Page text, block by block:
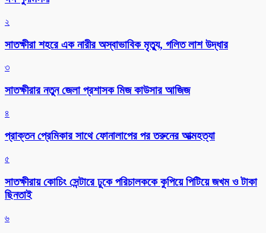
২
সাতক্ষীরা শহরে এক নারীর অস্বাভাবিক মৃত্যু, গলিত লাশ উদ্ধার
৩
সাতক্ষীরার নতুন জেলা প্রশাসক মিজ কাউসার আজিজ
৪
প্রাক্তন প্রেমিকার সাথে ফোনালাপের পর তরুনের আত্মহত্যা
৫
সাতক্ষীরায় কোচিং সেন্টারে ঢুকে পরিচালককে কুপিয়ে পিটিয়ে জখম ও টাকা
ছিনতাই
৬